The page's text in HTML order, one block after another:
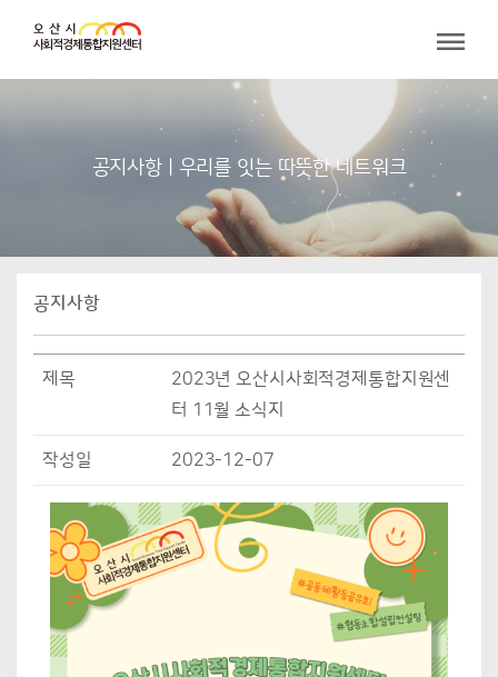
공지사항 | 우리를 잇는 따뜻한 네트워크
공지사항
제목
2023년 오산시사회적경제통합지원센
터 11월 소식지
작성일 2023-12-07